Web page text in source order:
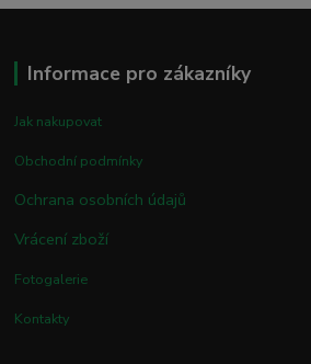
Informace pro zákazníky
Jak nakupovat
Obchodní podmínky
Ochrana osobních údajů
Vrácení zboží
Fotogalerie
Kontakty